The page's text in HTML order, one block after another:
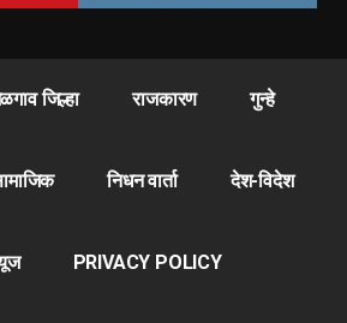
जिल्हा राजकारण गुन्हे
निधन वार्ता देश-विदेश
PRIVACY POLICY